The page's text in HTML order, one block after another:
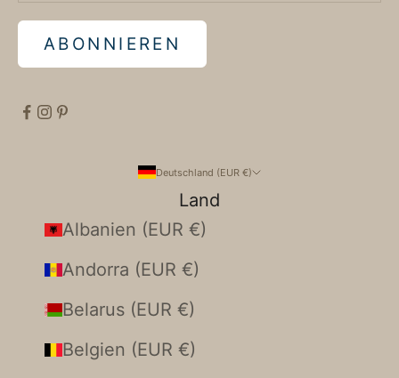
ABONNIEREN
Deutschland (EUR €)
Land
Albanien (EUR €)
Andorra (EUR €)
Belarus (EUR €)
Belgien (EUR €)